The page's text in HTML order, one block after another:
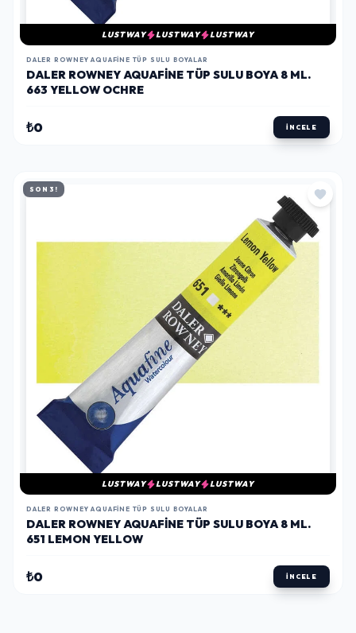
LUSTWAY LUSTWAY LUSTWAY
DALER ROWNEY AQUAFINE TÜP SULU BOYALAR
DALER ROWNEY AQUAFINE TÜP SULU BOYA 8 ML.
663 YELLOW OCHRE
₺0 İNCELE
SON 3!
LUSTWAY LUSTWAY LUSTWAY
DALER ROWNEY AQUAFINE TÜP SULU BOYALAR
DALER ROWNEY AQUAFINE TÜP SULU BOYA 8 ML.
651 LEMON YELLOW
₺0 İNCELE